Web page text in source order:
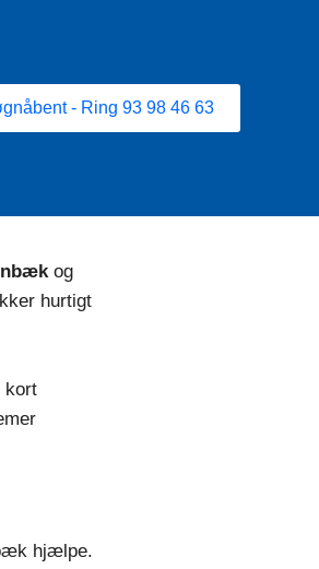
- Ring 93 98 46 63
og
hurtigt
kort
hjælpe.